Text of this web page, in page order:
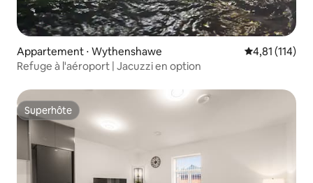
Appartement ⋅ Wythenshawe Évaluation
4,81 (114)
Refuge à l'aéroport | Jacuzzi en option
Superhôte
Superhôte